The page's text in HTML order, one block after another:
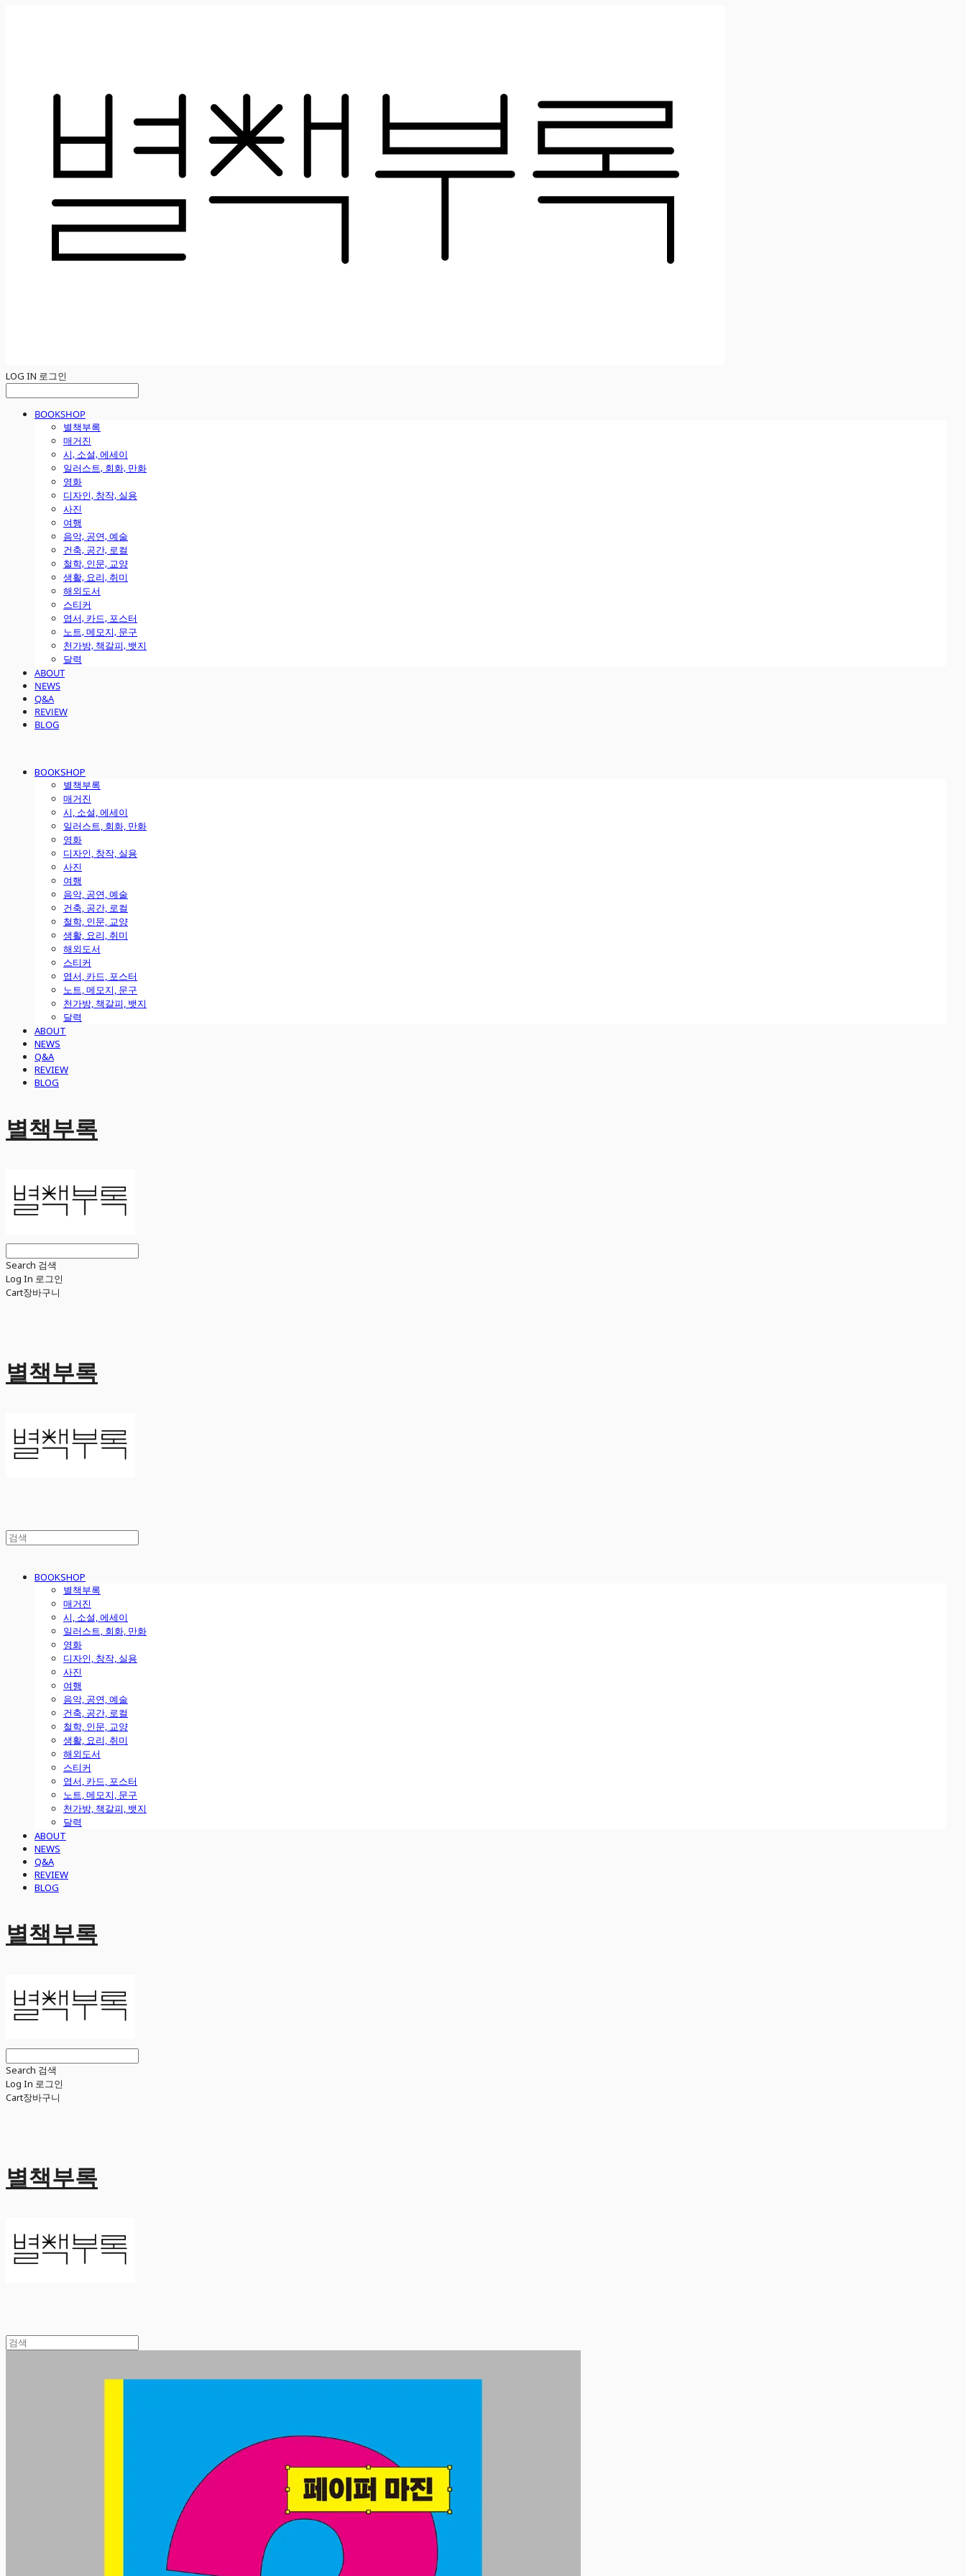
LOG IN 로그인
BOOKSHOP
별책부록
매거진
시, 소설, 에세이
일러스트, 회화, 만화
영화
디자인, 창작, 실용
사진
여행
음악, 공연, 예술
건축, 공간, 로컬
철학, 인문, 교양
생활, 요리, 취미
해외도서
스티커
엽서, 카드, 포스터
노트, 메모지, 문구
천가방, 책갈피, 뱃지
달력
ABOUT
NEWS
Q&A
REVIEW
BLOG
BOOKSHOP
별책부록
매거진
시, 소설, 에세이
일러스트, 회화, 만화
영화
디자인, 창작, 실용
사진
여행
음악, 공연, 예술
건축, 공간, 로컬
철학, 인문, 교양
생활, 요리, 취미
해외도서
스티커
엽서, 카드, 포스터
노트, 메모지, 문구
천가방, 책갈피, 뱃지
달력
ABOUT
NEWS
Q&A
REVIEW
BLOG
별책부록
Search 검색
Log In 로그인
Cart장바구니
별책부록
BOOKSHOP
별책부록
매거진
시, 소설, 에세이
일러스트, 회화, 만화
영화
디자인, 창작, 실용
사진
여행
음악, 공연, 예술
건축, 공간, 로컬
철학, 인문, 교양
생활, 요리, 취미
해외도서
스티커
엽서, 카드, 포스터
노트, 메모지, 문구
천가방, 책갈피, 뱃지
달력
ABOUT
NEWS
Q&A
REVIEW
BLOG
별책부록
Search 검색
Log In 로그인
Cart장바구니
별책부록